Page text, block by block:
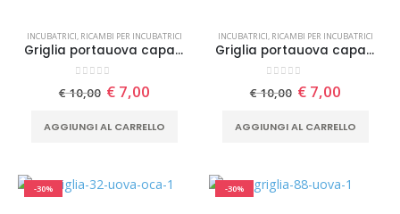
INCUBATRICI, RICAMBI PER INCUBATRICI
Griglia portauova capacità 221 uova di quaglia piccione
€10,00 Il
prezzo
originale
era:
€ 7,00
attuale
è:
AGGIUNGI AL CARRELLO
INCUBATRICI, RICAMBI PER INCUBATRICI
Griglia portauova capacità 32 uova di oca
€10,00 Il
prezzo
originale
era:
€ 7,00
attuale
è:
AGGIUNGI AL CARRELLO
-30% -30%